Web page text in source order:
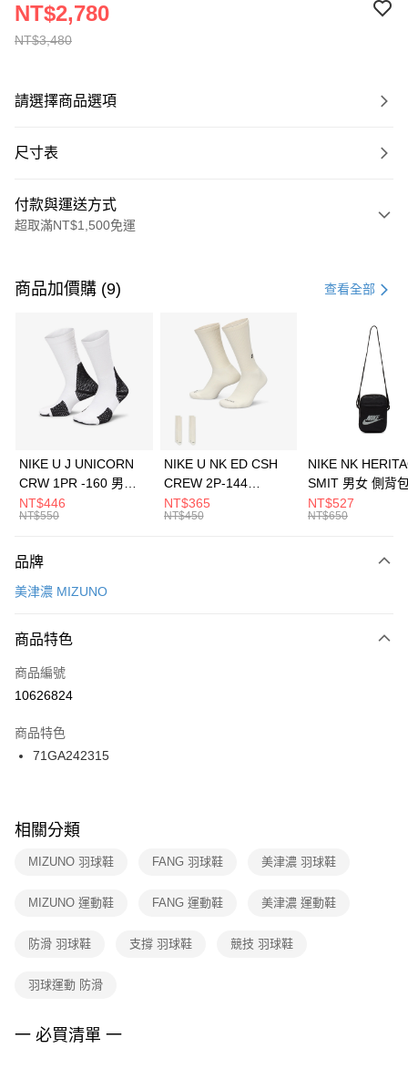
NT$3,480
NT$2,780
請選擇商品選項
尺寸表
付款與運送方式
超取滿NT$1,500免運
信用卡一次付款
3 期 0 利率 每期 21家銀行
合作金庫商業銀行
第一商業銀行
華南商業銀行
彰化商業銀行
上海商業儲蓄銀行
元大商業銀行
台灣樂天信用卡公司
Apple Pay
全盈+PAY
AFTEE先享後付
【關於「AFTEE先享後付」】
便利好安心！
３．安心：先確認商品／服務後，再付款。
【「AFTEE先享後付」結帳流程】
１．於結帳方式選擇「AFTEE先享後付」後，將跳轉至「AFTEE先享後付」
２．訂單成立數日內，您將收到繳費通知簡訊。
３．收到繳費通知簡訊後14天內，點擊此簡訊中的連結，可透過四大超商／
ATM／網路銀行／等多元方式進行付款，方視為交易完成。
※ 交易是否成功請以「AFTEE先享後付 」之結帳頁面顯示為準，若有關於
是否繳費成功／繳費後需取消欲退款等相關疑問，請聯繫「AFTEE先享後付
客戶支援中心」https://netprotections.freshdesk.com/support/home
１．透過由恩沛科技股份有限公司提供之「AFTEE先享後付」服務完成之交
權轉讓予恩沛科技股份有限公司。
３．未成年的使用者請事先徵得法定代理人或監護人之同意方可使用
４．使用「AFTEE先享後付」時，將依據個別帳號之用戶狀況，依本公司即
運送方式
每筆NT$100，滿NT$1,500(含以上)免運費
宅配
每筆NT$100，滿NT$1,500(含以上)免運費
付款後門市自取
每筆NT$100，滿NT$1,500(含以上)免運費
商品加價購 (9) 查看全部
NIKE U J UNICORN
CRW 1PR -160 男女
中統襪 FZ3393100
NT$446
NT$550
NIKE U NK ED CSH
CREW 2P-144
EMBRDY 男女 短統襪
FZ3073133
NT$365
NT$450
NIKE NK
SMIT 男女 側背
BA5871010
NT$527
NT$650
品牌
美津濃 MIZUNO
商品特色
商品編號
10626824
商品特色
71GA242315
相關分類
MIZUNO 羽球鞋 FANG 羽球鞋 美津濃 羽球鞋
MIZUNO 運動鞋 FANG 運動鞋 美津濃 運動鞋
防滑 羽球鞋 支撐 羽球鞋 競技 羽球鞋
羽球運動 防滑
一 必買清單 一